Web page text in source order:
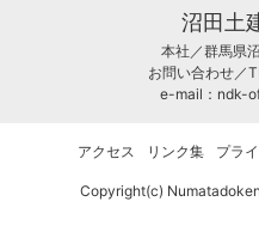
沼田土
本社／群馬県
お問い合わせ／
e-mail： ndk-
アクセス リンク集 プラ
Copyright(c)